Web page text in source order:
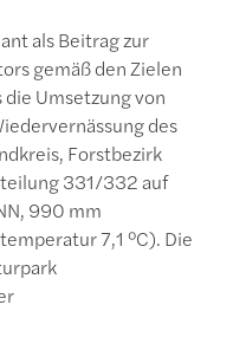
als Beitrag zur
gemäß den Zielen
Umsetzung von
des
Forstbezirk
331/332 auf
990 mm
7,1 °C). Die